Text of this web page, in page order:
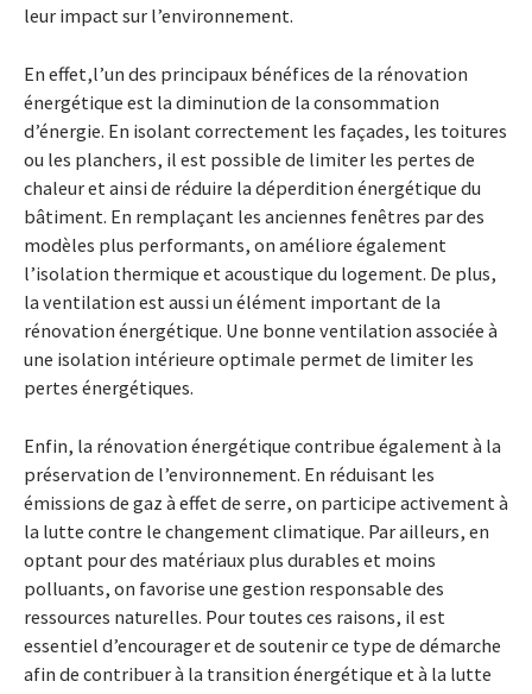
leur impact sur l’environnement.
En effet,l’un des principaux bénéfices de la rénovation
énergétique est la diminution de la consommation
d’énergie. En isolant correctement les façades, les toitures
ou les planchers, il est possible de limiter les pertes de
chaleur et ainsi de réduire la déperdition énergétique du
bâtiment. En remplaçant les anciennes fenêtres par des
modèles plus performants, on améliore également
l’isolation thermique et acoustique du logement. De plus,
la ventilation est aussi un élément important de la
rénovation énergétique. Une bonne ventilation associée à
une isolation intérieure optimale permet de limiter les
pertes énergétiques.
Enfin, la rénovation énergétique contribue également à la
préservation de l’environnement. En réduisant les
émissions de gaz à effet de serre, on participe activement à
la lutte contre le changement climatique. Par ailleurs, en
optant pour des matériaux plus durables et moins
polluants, on favorise une gestion responsable des
ressources naturelles. Pour toutes ces raisons, il est
essentiel d’encourager et de soutenir ce type de démarche
afin de contribuer à la transition énergétique et à la lutte